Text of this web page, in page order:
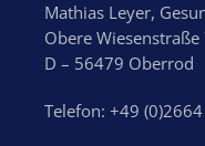
Mathias Leyer,
Obere Wiesenstraße
D – 56479 Oberrod
Telefon: +49